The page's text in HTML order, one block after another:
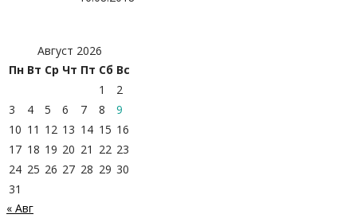
Август 2026
Пн Вт Ср Чт Пт Сб Вс
1
2
3
4 5 6 7 8
9
10 11 12 13 14 15 16
17 18 19 20 21 22 23
24 25 26 27 28 29 30
31
« Авг